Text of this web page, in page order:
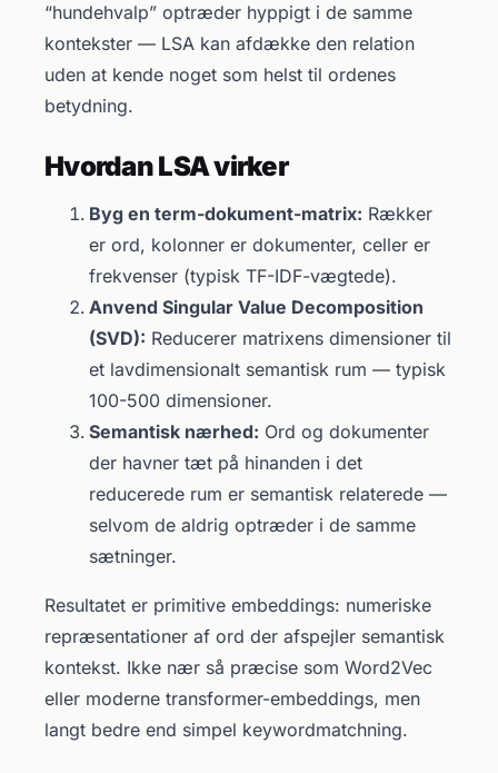
“hundehvalp” optræder hyppigt i de samme
kontekster — LSA kan afdække den relation
uden at kende noget som helst til ordenes
betydning.
Hvordan LSA virker
Byg en term-dokument-matrix: Rækker
er ord, kolonner er dokumenter, celler er
frekvenser (typisk TF-IDF-vægtede).
Anvend Singular Value Decomposition
(SVD): Reducerer matrixens dimensioner til
et lavdimensionalt semantisk rum — typisk
100-500 dimensioner.
Semantisk nærhed: Ord og dokumenter
der havner tæt på hinanden i det
reducerede rum er semantisk relaterede —
selvom de aldrig optræder i de samme
sætninger.
Resultatet er primitive embeddings: numeriske
repræsentationer af ord der afspejler semantisk
kontekst. Ikke nær så præcise som Word2Vec
eller moderne transformer-embeddings, men
langt bedre end simpel keywordmatchning.